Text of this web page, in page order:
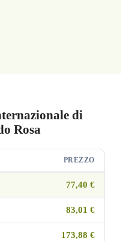
di
Rosa
PREZZO
77,40 €
83,01 €
173,88 €